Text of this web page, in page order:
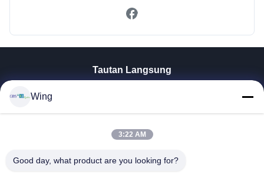
Tautan Langsung
Pertunjukan VR
Tur Pabrik
Wing
3:22 AM
Good day, what product are you looking for?